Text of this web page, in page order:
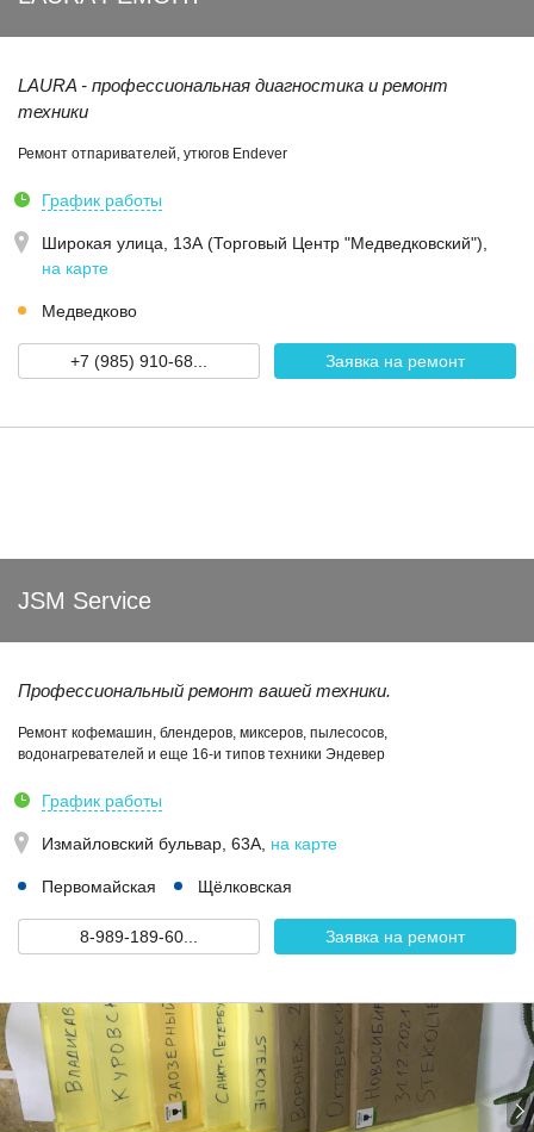
LAURA - профессиональная диагностика и ремонт
техники
Ремонт отпаривателей, утюгов Endever
График работы
Широкая улица, 13А (Торговый Центр "Медведковский")
на карте
Медведково
+7 (985) 910-68... Заявка на ремонт
JSM Service
Профессиональный ремонт вашей техники.
Ремонт кофемашин, блендеров, миксеров, пылесосов,
водонагревателей и еще 16-и типов техники Эндевер
График работы
Измайловский бульвар, 63А на карте
Первомайская Щёлковская
8-989-189-60... Заявка на ремонт